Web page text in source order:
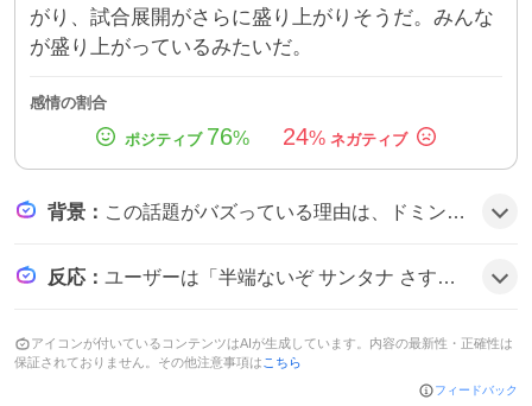
がり、試合展開がさらに盛り上がりそうだ。みんな
が盛り上がっているみたいだ。
感情の割合
76% 24%
背景 ： この話題がバズっている理由は、ドミンゴ・サンタナの第12号ホームランが逆方向という珍しい打球で、スワローズの得点が一気に伸びたことと、ファンが「逆方向弾」や「追加点」に熱狂したことが相まっている。SNSでの連続投稿やユニフォーム購入の呼び声が拡散し、盛り上がりが加速した可能性がある。
反応 ： ユーザーは「半端ないぞ サンタナ さすがの一撃」や「サンタナちゃん😭 またユニフォーム買い足すネ！」と歓喜しつつ、「サンタナ最高サンタナ最高サンタナ最高！！！！！！！」と熱狂的に称賛している様子が見られ、全体的にテンションが上がっている雰囲気だ。
アイコンが付いているコンテンツはAIが生成しています。内容の最新性・正確性は
保証されておりません。その他注意事項は こちら
フィードバック